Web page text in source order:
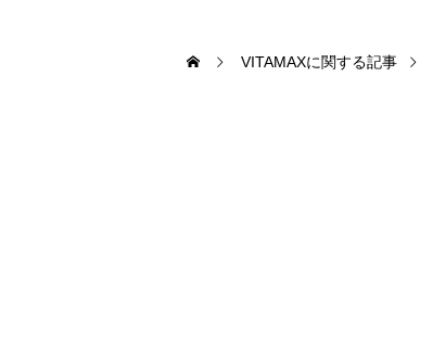
VITAMAXに関する記事